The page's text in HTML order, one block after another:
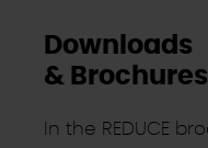
Downloads
& Brochures
In the REDUCE